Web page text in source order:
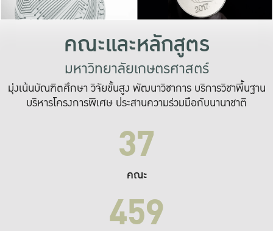
ระบบสารสนเทศ
คณะและหลักสูตร
มหาวิทยาลัยเกษตรศาสตร์
มุ่งเน้นบัณฑิตศึกษา วิจัยขั้นสูง พัฒนาวิชาการ บริการวิชาพื้นฐาน
บริหารโครงการพิเศษ ประสานความร่วมมือกับนานาชาติ
37
คณะ
459